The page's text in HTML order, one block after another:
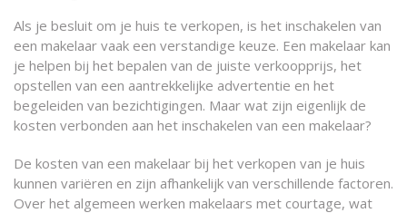
Als je besluit om je huis te verkopen, is het inschakelen van
een makelaar vaak een verstandige keuze. Een makelaar kan
je helpen bij het bepalen van de juiste verkoopprijs, het
opstellen van een aantrekkelijke advertentie en het
begeleiden van bezichtigingen. Maar wat zijn eigenlijk de
kosten verbonden aan het inschakelen van een makelaar?
De kosten van een makelaar bij het verkopen van je huis
kunnen variëren en zijn afhankelijk van verschillende factoren.
Over het algemeen werken makelaars met courtage, wat